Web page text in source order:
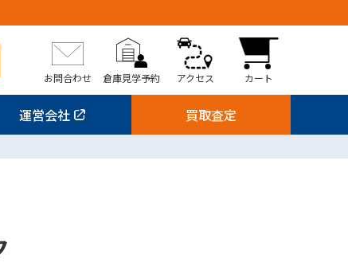
お問合わせ 倉庫見学予約 アクセス カート
運営会社 買取査定